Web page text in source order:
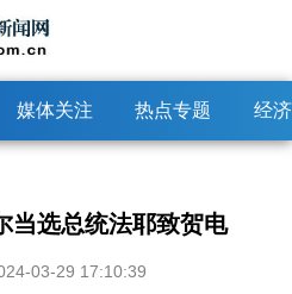
媒体关注 热点专题 经
当选总统法耶致贺电
03-29 17:10:39